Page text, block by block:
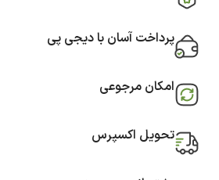
پرداخت آسان با دیجی پی
امکان مرجوعی
تحویل اکسپرس